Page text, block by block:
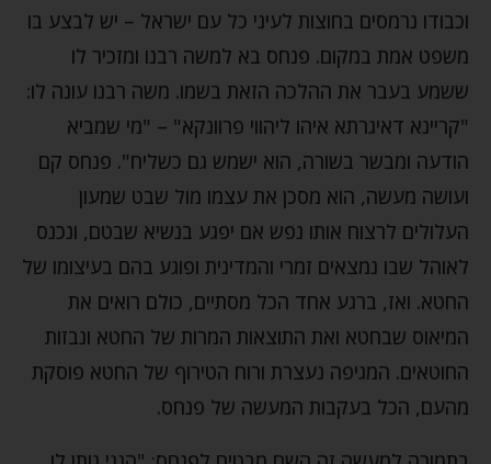
וכבודו נרמסים בחוצות לעיני כל עם ישראל – יש לבצע בו
משפט אמת במקום. פנחס בא למשה רבנו ומזכיר לו
ששמע בעבר את ההלכה הזאת בשמו. משה רבנו עונה לו:
"קריינא דאיגרתא איהו ליהווי פרוונקא" – "מי שמביא
הודעה ומבשר בשורה, הוא ישמש גם כשליח". פנחס קם
ועושה מעשה, הוא מסכן את עצמו מול שבט שמעון
העלולים לרצוח אותו נפש אם יפגע בנשיא שבטם, ונכנס
לאוהל שבו נמצאים זמרי והמדינית ופוגע בהם בעיצומו של
החטא. ואז, ברגע אחד הכל מסתיים, כולם רואים את
המיאוס שבחטא ואת התוצאות המרות של החטא ונבזות
החוטאים. המגיפה נעצרת ורוח הטירוף של החטא פוסקת
מהעם, הכל בעקבות המעשה של פנחס.